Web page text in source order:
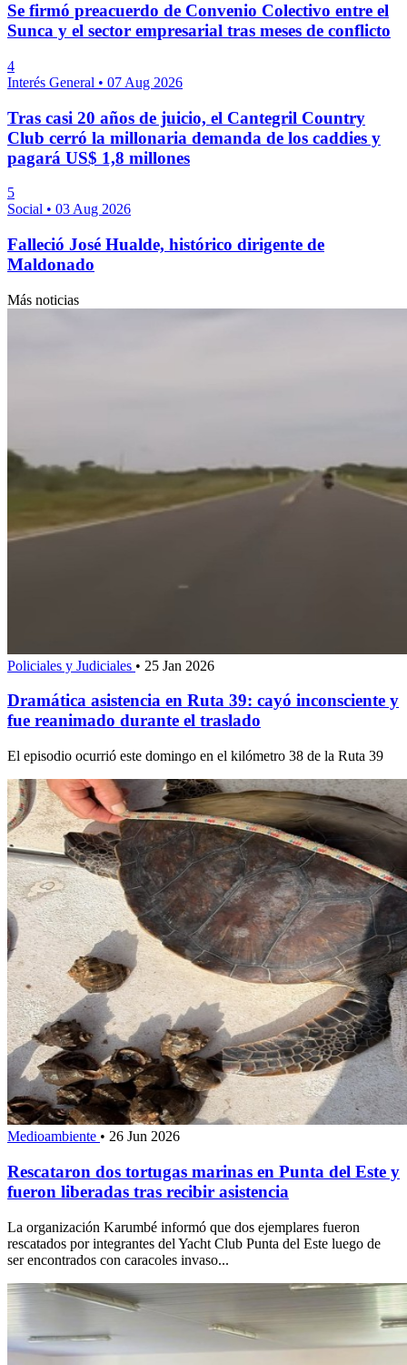
Se firmó preacuerdo de Convenio Colectivo entre el
Sunca y el sector empresarial tras meses de conflicto
4
Interés General • 07 Aug 2026
Tras casi 20 años de juicio, el Cantegril Country
Club cerró la millonaria demanda de los caddies y
pagará US$ 1,8 millones
5
Social • 03 Aug 2026
Falleció José Hualde, histórico dirigente de
Maldonado
Más noticias
Policiales y Judiciales • 25 Jan 2026
Dramática asistencia en Ruta 39: cayó inconsciente y
fue reanimado durante el traslado
El episodio ocurrió este domingo en el kilómetro 38 de la Ruta 39
Medioambiente • 26 Jun 2026
Rescataron dos tortugas marinas en Punta del Este y
fueron liberadas tras recibir asistencia
La organización Karumbé informó que dos ejemplares fueron
rescatados por integrantes del Yacht Club Punta del Este luego de
ser encontrados con caracoles invaso...